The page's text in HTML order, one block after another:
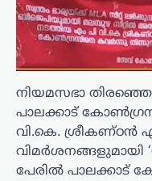
നിയമസഭാ
പാലക്കാട്
വി.കെ. ശ്രീകണ്ഠൻ
പേരിൽ പാലക്കാട്